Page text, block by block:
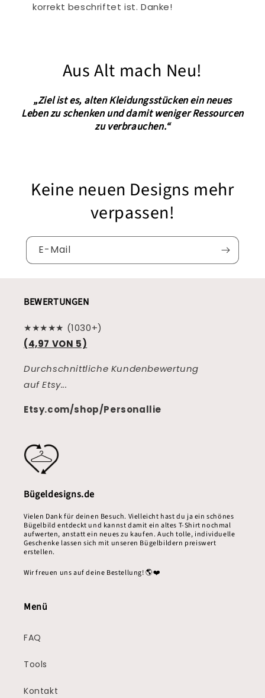
korrekt beschriftet ist. Danke!
Aus Alt mach Neu!
„Ziel ist es, alten Kleidungsstücken ein neues
Leben zu schenken und damit weniger Ressourcen
zu verbrauchen.“
Keine neuen Designs mehr
verpassen!
E-Mail
BEWERTUNGEN
★★★★★ (1030+)
(4,97 VON 5)
Durchschnittliche Kundenbewertung
auf Etsy...
Etsy.com/shop/Personallie
Bügeldesigns.de
Vielen Dank für deinen Besuch. Vielleicht hast du ja ein schönes
Bügelbild entdeckt und kannst damit ein altes T-Shirt nochmal
aufwerten, anstatt ein neues zu kaufen. Auch tolle, individuelle
Geschenke lassen sich mit unseren Bügelbildern preiswert
erstellen.
Wir freuen uns auf deine Bestellung! 🌎❤️
Menü
FAQ
Tools
Kontakt